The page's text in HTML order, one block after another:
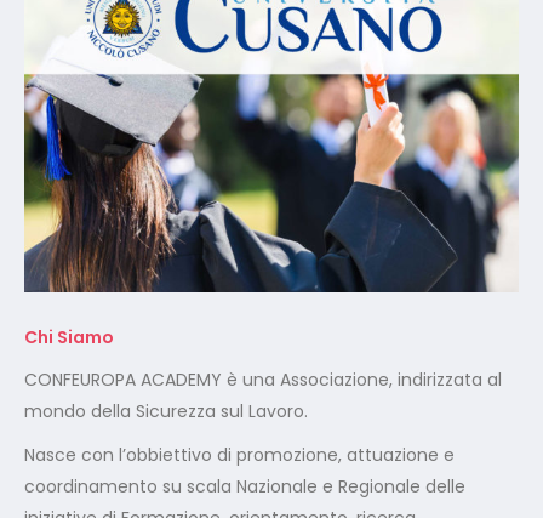
Chi Siamo
CONFEUROPA ACADEMY è una Associazione, indirizzata al
mondo della Sicurezza sul Lavoro.
Nasce con l’obbiettivo di promozione, attuazione e
coordinamento su scala Nazionale e Regionale delle